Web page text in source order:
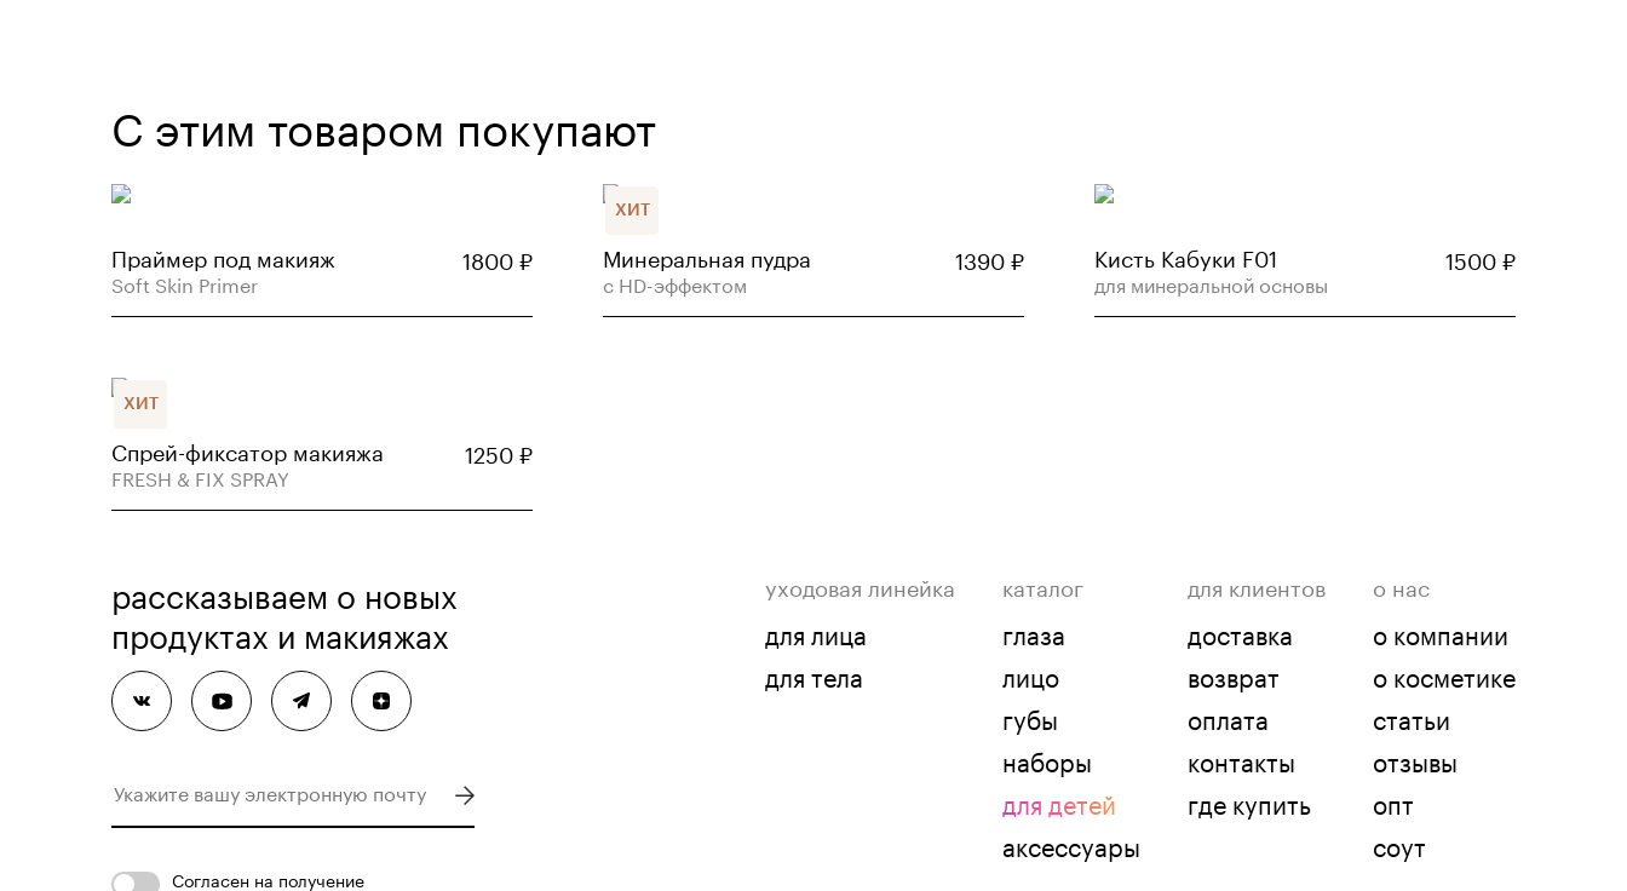
С этим товаром покупают
Праймер под макияж
Soft Skin Primer
1800₽
ХИТ
Минеральная пудра
с HD-эффектом
1390₽ Кисть Кабуки F01
для минеральной основы
1500₽
ХИТ
Спрей-фиксатор макияжа
FRESH & FIX SPRAY
1250₽
рассказываем о новых
продуктах и макияжах
Согласен на получение
уходовая линейка
для лица
для тела
каталог
глаза
лицо
губы
наборы
для детей
аксессуары
для клиентов
доставка
возврат
оплата
контакты
где купить
о нас
о компании
о косметике
статьи
отзывы
опт
соут